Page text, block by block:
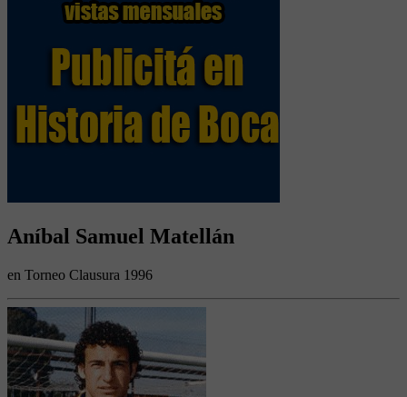
Aníbal Samuel Matellán
en Torneo Clausura 1996